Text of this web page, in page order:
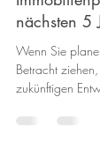
Was
nächsten 5
Wenn Sie
Betracht